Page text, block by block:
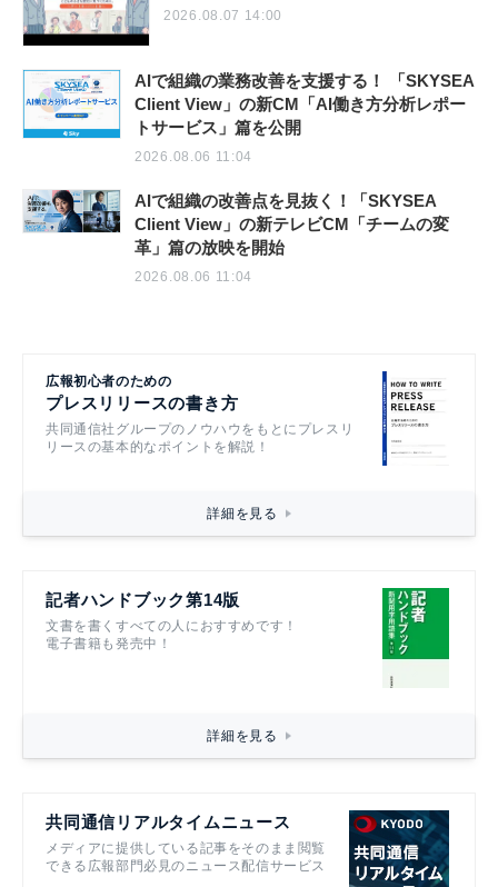
2026.08.07 14:00
AIで組織の業務改善を支援する！ 「SKYSEA
Client View」の新CM「AI働き方分析レポー
トサービス」篇を公開
2026.08.06 11:04
AIで組織の改善点を見抜く！「SKYSEA
Client View」の新テレビCM「チームの変
革」篇の放映を開始
2026.08.06 11:04
広報初心者のための
プレスリリースの書き方
共同通信社グループのノウハウをもとにプレスリ
リースの基本的なポイントを解説！
詳細を見る
記者ハンドブック第14版
文書を書くすべての人におすすめです！
電子書籍も発売中！
詳細を見る
共同通信リアルタイムニュース
メディアに提供している記事をそのまま閲覧
できる広報部門必見のニュース配信サービス